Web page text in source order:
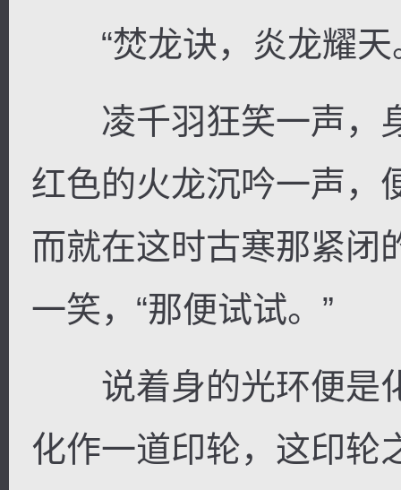
“焚龙诀，炎龙耀天
凌千羽狂笑一声，
红色的火龙沉吟一声，
而就在这时古寒那紧闭
一笑，“那便试试。”
说着身的光环便是
化作一道印轮，这印轮